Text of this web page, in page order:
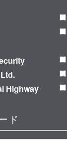
Highway
ド